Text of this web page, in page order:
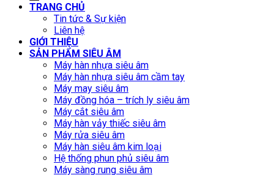
TRANG CHỦ
Tin tức & Sự kiện
Liên hệ
GIỚI THIỆU
SẢN PHẨM SIÊU ÂM
Máy hàn nhựa siêu âm
Máy hàn nhựa siêu âm cầm tay
Máy may siêu âm
Máy đồng hóa – trích ly siêu âm
Máy cắt siêu âm
Máy hàn vảy thiếc siêu âm
Máy rửa siêu âm
Máy hàn siêu âm kim loại
Hệ thống phun phủ siêu âm
Máy sàng rung siêu âm